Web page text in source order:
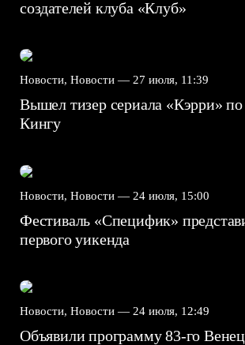
создателей клуба «Клуб»
Новости, Новости — 27 июля, 11:39
Вышел тизер сериала «Кэрри»
Кингу
Новости, Новости — 24 июля, 15:00
Фестиваль «Специфик»
первого уикенда
Новости, Новости — 24 июля, 12:49
Объявили программу 83-го